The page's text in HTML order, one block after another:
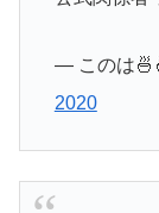
— このは
2020